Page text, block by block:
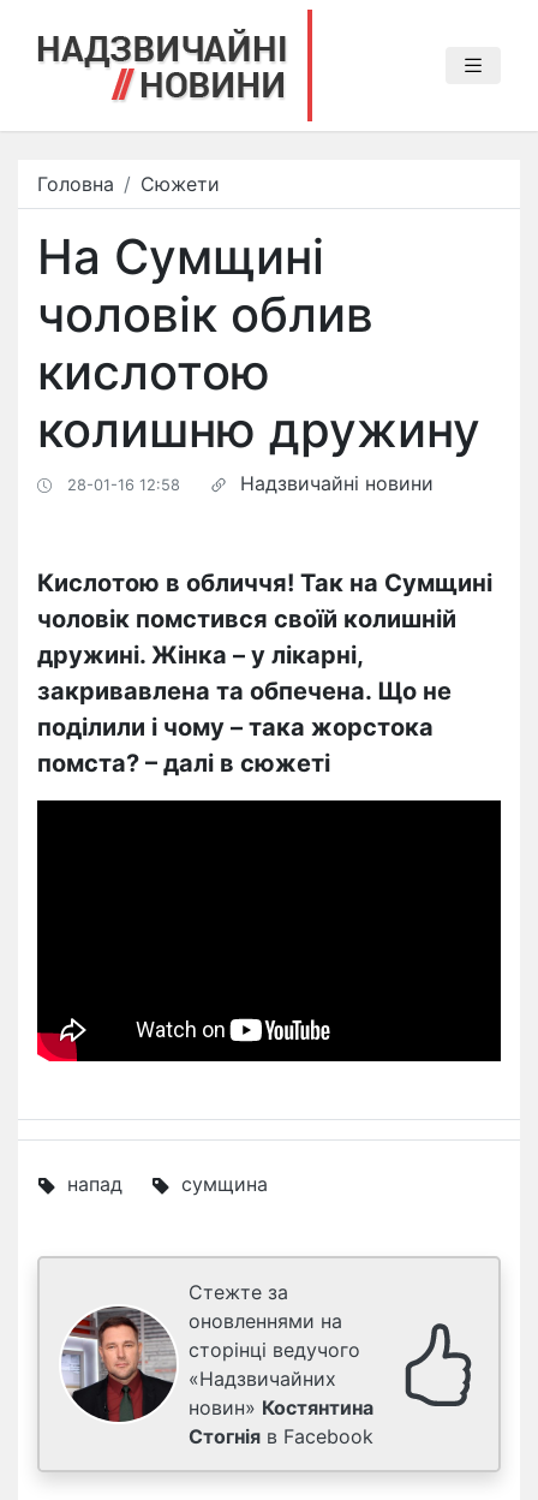
Головна Сюжети
На Сумщині
чоловік облив
кислотою
колишню дружину
28-01-16 12:58 Надзвичайні новини
Кислотою в обличчя! Так на Сумщині
чоловік помстився своїй колишній
дружині. Жінка – у лікарні,
закривавлена та обпечена. Що не
поділили і чому – така жорстока
помста? – далі в сюжеті
напад сумщина
Стежте за
оновленнями на
сторінці ведучого
«Надзвичайних
новин» Костянтина
Стогнія в Facebook